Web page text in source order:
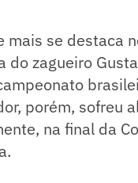
se destaca
zagueiro
porém, sofreu
na final da